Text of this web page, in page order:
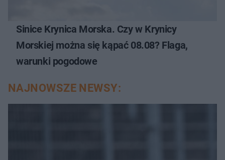
Sinice Krynica Morska. Czy w Krynicy
Morskiej można się kąpać 08.08? Flaga,
warunki pogodowe
NAJNOWSZE NEWSY: